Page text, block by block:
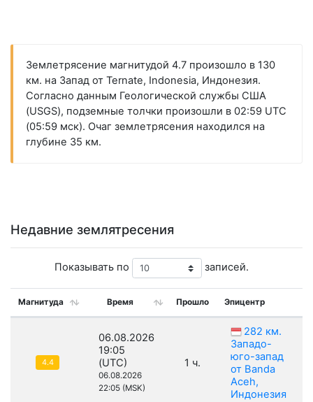
Землетрясение магнитудой 4.7 произошло в 130
км. на Запад от Ternate, Indonesia, Индонезия.
Согласно данным Геологической службы США
(USGS), подземные толчки произошли в 02:59 UTC
(05:59 мск). Очаг землетрясения находился на
глубине 35 км.
Недавние землятресения
Показывать по записей.
Магнитуда Время Прошло Эпицентр
4.4
06.08.2026
19:05
(UTC)
06.08.2026
22:05 (MSK)
1 ч.
282 км.
Западо-
юго-запад
от Banda
Aceh,
Индонезия